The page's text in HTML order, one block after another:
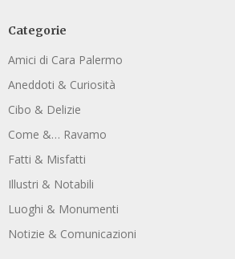
Categorie
Amici di Cara Palermo
Aneddoti & Curiosità
Cibo & Delizie
Come &… Ravamo
Fatti & Misfatti
Illustri & Notabili
Luoghi & Monumenti
Notizie & Comunicazioni